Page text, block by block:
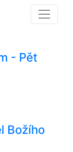
- Pět
Božího